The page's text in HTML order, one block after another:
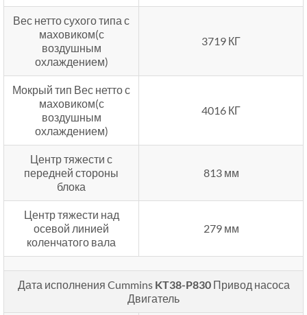
Вес нетто сухого типа с
маховиком(с
воздушным
охлаждением)
3719 КГ
Мокрый тип Вес нетто с
маховиком(с
воздушным
охлаждением)
4016 КГ
Центр тяжести с
передней стороны
блока
813 мм
Центр тяжести над
осевой линией
коленчатого вала
279 мм
Дата исполнения Cummins KT38-P830 Привод насоса
Двигатель